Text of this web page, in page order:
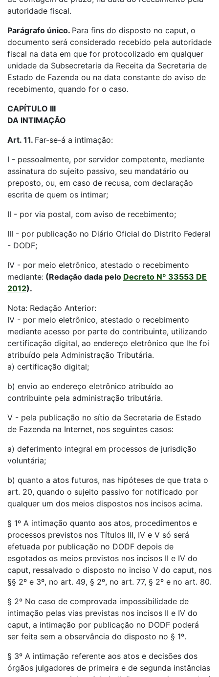
autoridade fiscal.
Parágrafo único. Para fins do disposto no caput, o
documento será considerado recebido pela autoridade
fiscal na data em que for protocolizado em qualquer
unidade da Subsecretaria da Receita da Secretaria de
Estado de Fazenda ou na data constante do aviso de
recebimento, quando for o caso.
CAPÍTULO III
DA INTIMAÇÃO
Art. 11. Far-se-á a intimação:
I - pessoalmente, por servidor competente, mediante
assinatura do sujeito passivo, seu mandatário ou
preposto, ou, em caso de recusa, com declaração
escrita de quem os intimar;
II - por via postal, com aviso de recebimento;
III - por publicação no Diário Oficial do Distrito Federal
- DODF;
IV - por meio eletrônico, atestado o recebimento
mediante: (Redação dada pelo Decreto Nº 33553 DE
2012).
Nota: Redação Anterior:
IV - por meio eletrônico, atestado o recebimento
mediante acesso por parte do contribuinte, utilizando
certificação digital, ao endereço eletrônico que lhe foi
atribuído pela Administração Tributária.
a) certificação digital;
b) envio ao endereço eletrônico atribuído ao
contribuinte pela administração tributária.
V - pela publicação no sítio da Secretaria de Estado
de Fazenda na Internet, nos seguintes casos:
a) deferimento integral em processos de jurisdição
voluntária;
b) quanto a atos futuros, nas hipóteses de que trata o
art. 20, quando o sujeito passivo for notificado por
qualquer um dos meios dispostos nos incisos acima.
§ 1º A intimação quanto aos atos, procedimentos e
processos previstos nos Títulos III, IV e V só será
efetuada por publicação no DODF depois de
esgotados os meios previstos nos incisos II e IV do
caput, ressalvado o disposto no inciso V do caput, nos
§§ 2º e 3º, no art. 49, § 2º, no art. 77, § 2º e no art. 80.
§ 2º No caso de comprovada impossibilidade de
intimação pelas vias previstas nos incisos II e IV do
caput, a intimação por publicação no DODF poderá
ser feita sem a observância do disposto no § 1º.
§ 3º A intimação referente aos atos e decisões dos
órgãos julgadores de primeira e de segunda instâncias